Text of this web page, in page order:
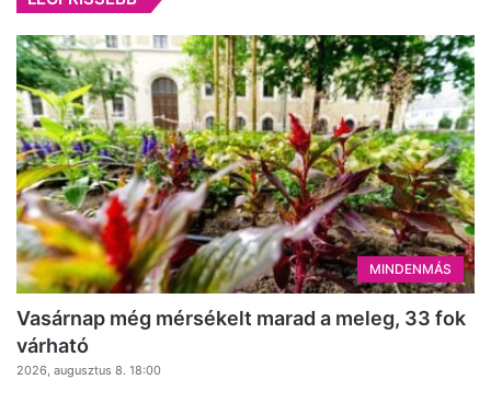
MINDENMÁS
Vasárnap még mérsékelt marad a meleg, 33 fok
várható
2026, augusztus 8. 18:00